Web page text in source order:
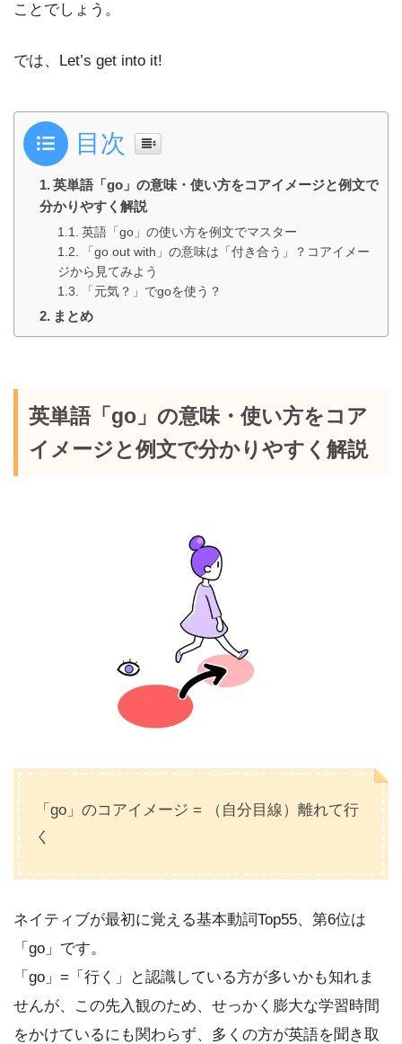
ことでしょう。
では、Let’s get into it!
目次
英単語「go」の意味・使い方をコアイメージと例文で
分かりやすく解説
英語「go」の使い方を例文でマスター
「go out with」の意味は「付き合う」？コアイメー
ジから見てみよう
「元気？」でgoを使う？
まとめ
英単語「go」の意味・使い方をコア
イメージと例文で分かりやすく解説
「go」のコアイメージ = （自分目線）離れて行
く
ネイティブが最初に覚える基本動詞Top55、第6位は
「go」です。
「go」=「行く」と認識している方が多いかも知れま
せんが、この先入観のため、せっかく膨大な学習時間
をかけているにも関わらず、多くの方が英語を聞き取